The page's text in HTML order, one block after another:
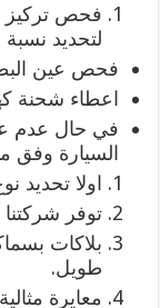
فحص تركيز
لتحديد
فحص عين
اعطاء شحنة
في حال عدم
السيارة وفق
اولا تحديد
توفر
بلاكات
طويل.
معايرة